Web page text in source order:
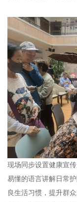
现场同步设置健康宣
易懂的语言讲解日常
良生活习惯，提升群